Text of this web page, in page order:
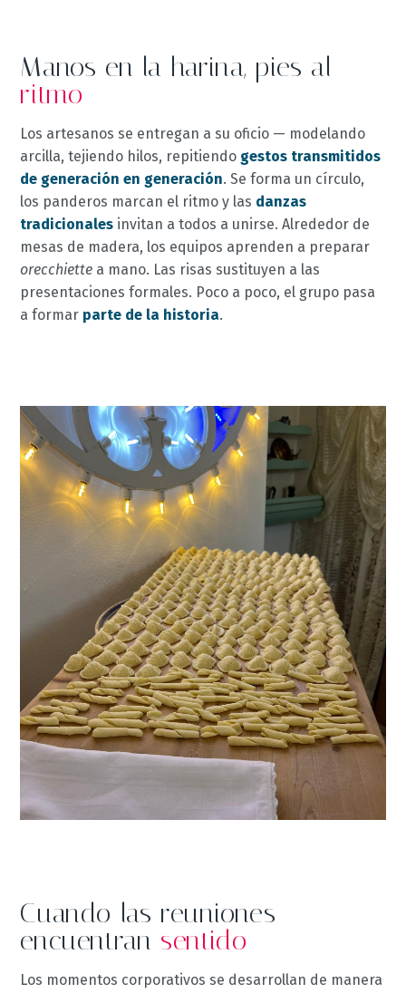
Manos en la harina, pies al
ritmo
Los artesanos se entregan a su oficio — modelando
arcilla, tejiendo hilos, repitiendo gestos transmitidos
de generación en generación. Se forma un círculo,
los panderos marcan el ritmo y las danzas
tradicionales invitan a todos a unirse. Alrededor de
mesas de madera, los equipos aprenden a preparar
orecchiette a mano. Las risas sustituyen a las
presentaciones formales. Poco a poco, el grupo pasa
a formar parte de la historia.
Cuando las reuniones
encuentran sentido
Los momentos corporativos se desarrollan de manera